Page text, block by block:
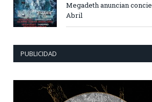
Megadeth anuncian
Abril
PUBLICIDAD